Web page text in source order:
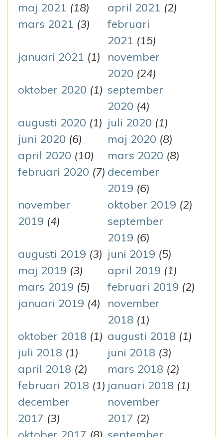
maj 2021 (18) april 2021 (2)
mars 2021 (3)
februari
2021 (15)
januari 2021 (1)
november
2020 (24)
oktober 2020 (1) september
2020 (4)
augusti 2020 (1) juli 2020 (1)
juni 2020 (6) maj 2020 (8)
april 2020 (10) mars 2020 (8)
februari 2020 (7) december
2019 (6)
november
2019 (4)
oktober 2019 (2)
september
2019 (6)
augusti 2019 (3) juni 2019 (5)
maj 2019 (3) april 2019 (1)
mars 2019 (5) februari 2019 (2)
januari 2019 (4)
november
2018 (1)
oktober 2018 (1) augusti 2018 (1)
juli 2018 (1) juni 2018 (3)
april 2018 (2) mars 2018 (2)
februari 2018 (1) januari 2018 (1)
december
2017 (3)
november
2017 (2)